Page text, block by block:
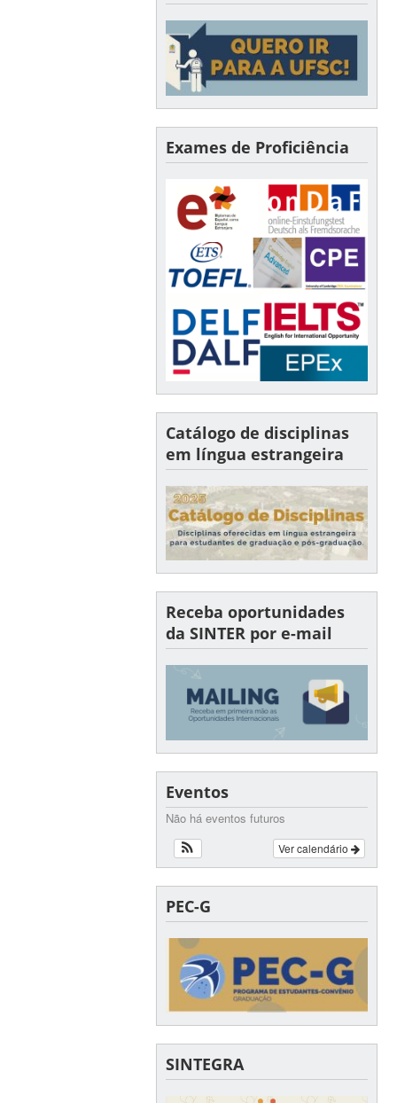
Exames de Proficiência
Catálogo de disciplinas
em língua estrangeira
Receba oportunidades
da SINTER por e-mail
Eventos
Não há eventos futuros
Ver calendário
PEC-G
SINTEGRA